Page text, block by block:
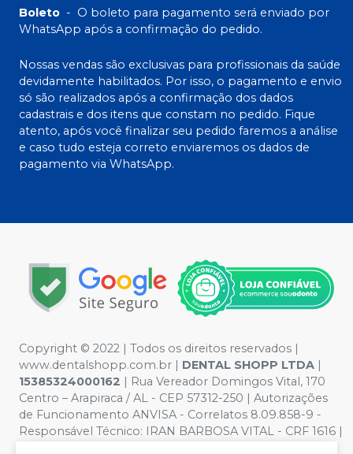
Boleto - O boleto para pagamento será enviado por
WhatsApp após a confirmação do pedido.
Nossas vendas são exclusivas para profissionais da saúde
devidamente habilitados. Por isso, o pagamento e envio
só são realizados após a confirmação dos dados
cadastrais e dos itens que constam no pedido. Fique
atento, após você finalizar seu pedido faremos a análise
e caso tudo esteja correto enviaremos os dados de
pagamento via WhatsApp.
Copyright © 2022 | Todos os direitos reservados |
www.dentalshopp.com.br | DENTAL SHOPP LTDA |
15385324000162 | Rua Vereador Domingos Vital, 170
Centro – Arapiraca / AL - CEP 57312-250 | Autorizações
de Funcionamento ANVISA - Correlatos 8.09.858-9 -
Responsável Técnico: IRAN BARBOSA VITAL - CRF 1616 |